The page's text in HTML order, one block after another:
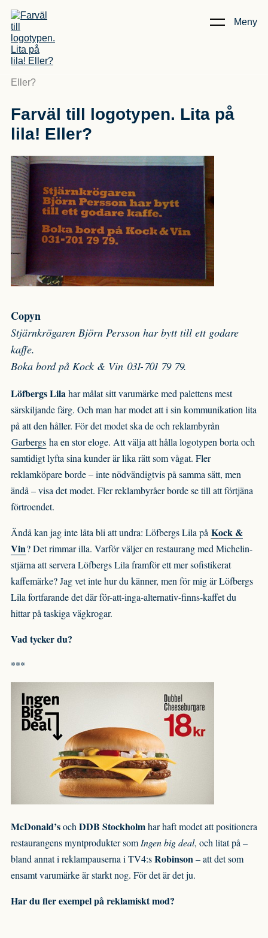
Meny
Kunskap & Artiklar
Eller?
Farväl till logotypen. Lita på
lila! Eller?
Copyn
Stjärnkrögaren Björn Persson har bytt till ett godare
kaffe.
Boka bord på Kock & Vin 031-701 79 79.
Löfbergs Lila har målat sitt varumärke med palettens mest
särskiljande färg. Och man har modet att i sin kommunikation lita
på att den håller. För det modet ska de och reklambyrån
Garbergs ha en stor eloge. Att välja att hålla logotypen borta och
samtidigt lyfta sina kunder är lika rätt som vågat. Fler
reklamköpare borde – inte nödvändigtvis på samma sätt, men
ändå – visa det modet. Fler reklambyråer borde se till att förtjäna
förtroendet.
Ändå kan jag inte låta bli att undra: Löfbergs Lila på Kock &
Vin? Det rimmar illa. Varför väljer en restaurang med Michelin-
stjärna att servera Löfbergs Lila framför ett mer sofistikerat
kaffemärke? Jag vet inte hur du känner, men för mig är Löfbergs
Lila fortfarande det där för-att-inga-alternativ-finns-kaffet du
hittar på taskiga vägkrogar.
Vad tycker du?
***
McDonald’soch DDB Stockholmhar haft modet att positionera
restaurangens myntprodukter som Ingen big deal, och litat på –
bland annat i reklampauserna i TV4:sRobinson – att det som
ensamt varumärke är starkt nog. För det är det ju.
Har du fler exempel på reklamiskt mod?